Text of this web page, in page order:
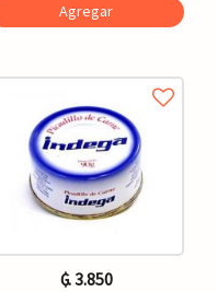
Agregar
₲. 3.850